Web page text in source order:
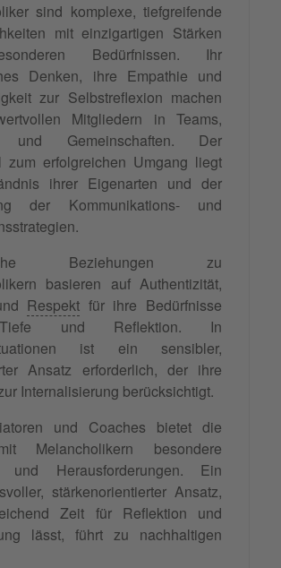
sind komplexe, tiefgreifende
mit einzigartigen Stärken
Bedürfnissen. Ihr
Denken, ihre Empathie und
zur Selbstreflexion machen
Mitgliedern in Teams,
und Gemeinschaften. Der
zum erfolgreichen Umgang liegt
ihrer Eigenarten und der
der Kommunikations- und
Beziehungen zu
basieren auf Authentizität,
Respekt für ihre Bedürfnisse
und Reflektion. In
ist ein sensibler,
Ansatz erforderlich, der ihre
Internalisierung berücksichtigt.
und Coaches bietet die
Melancholikern besondere
und Herausforderungen. Ein
stärkenorientierter Ansatz,
Zeit für Reflektion und
lässt, führt zu nachhaltigen